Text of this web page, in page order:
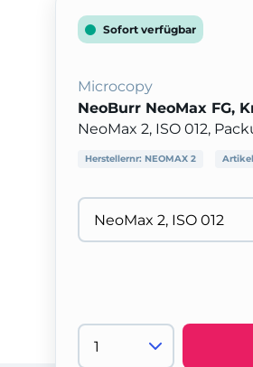
Sofort verfügbar
Microcopy
NeoBurr NeoMax FG,
NeoMax 2, ISO 012,
Herstellernr: NEOMAX 2